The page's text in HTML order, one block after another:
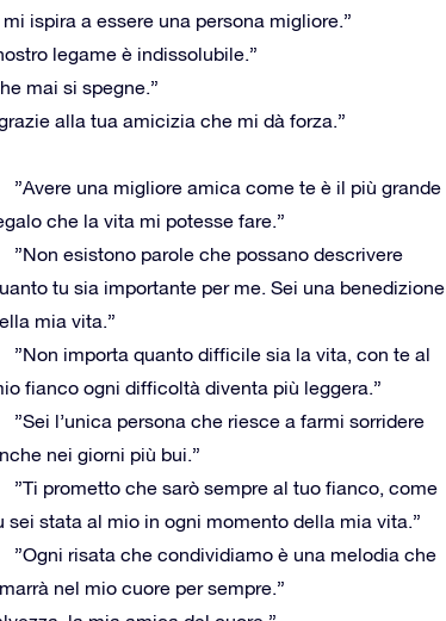
ispira a essere una persona migliore.”
legame è indissolubile.”
mai si spegne.”
alla tua amicizia che mi dà forza.”
”Avere una migliore amica come te è il più grande
che la vita mi potesse fare.”
”Non esistono parole che possano descrivere
tu sia importante per me. Sei una benedizione
mia vita.”
”Non importa quanto difficile sia la vita, con te al
fianco ogni difficoltà diventa più leggera.”
”Sei l’unica persona che riesce a farmi sorridere
nei giorni più bui.”
”Ti prometto che sarò sempre al tuo fianco, come
sei stata al mio in ogni momento della mia vita.”
”Ogni risata che condividiamo è una melodia che
nel mio cuore per sempre.”